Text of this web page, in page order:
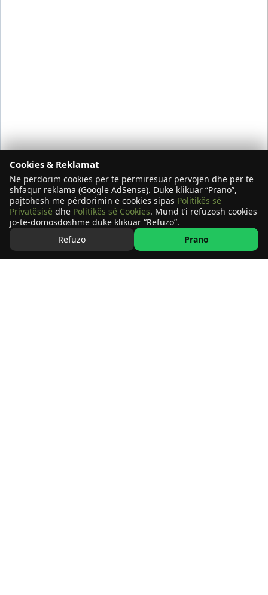
Cookies & Reklamat
Ne përdorim cookies për të përmirësuar përvojën dhe për të
shfaqur reklama (Google AdSense). Duke klikuar “Prano”,
pajtohesh me përdorimin e cookies sipas Politikës së
Privatësisë dhe Politikës së Cookies. Mund t’i refuzosh cookies
jo-të-domosdoshme duke klikuar “Refuzo”.
Refuzo
Prano